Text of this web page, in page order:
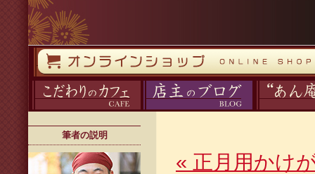
筆者の説明
« 正月用かけ